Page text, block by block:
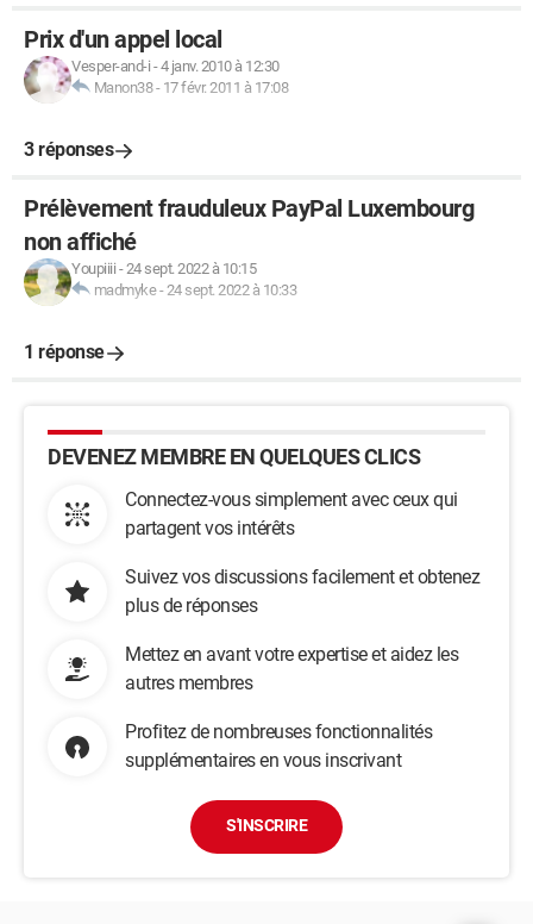
Prix d'un appel local
Vesper-and-i -4 janv. 2010 à 12:30
Manon38- 17 févr. 2011 à 17:08
3 réponses
Prélèvement frauduleux PayPal Luxembourg
non affiché
Youpiiii -24 sept. 2022 à 10:15
madmyke-24 sept. 2022 à 10:33
1 réponse
DEVENEZ MEMBRE EN QUELQUES CLICS
Connectez-vous simplement avec ceux qui
partagent vos intérêts
Suivez vos discussions facilement et obtenez
plus de réponses
Mettez en avant votre expertise et aidez les
autres membres
Profitez de nombreuses fonctionnalités
supplémentaires en vous inscrivant
S'INSCRIRE